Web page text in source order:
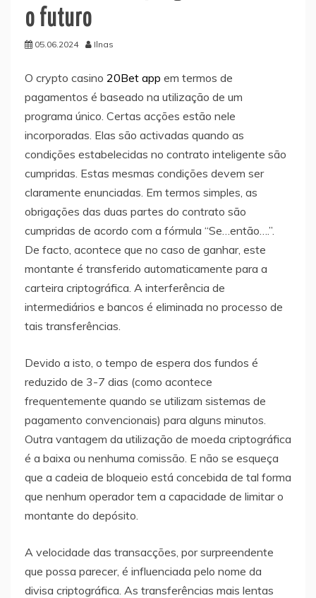
o futuro
05.06.2024 Ilnas
O crypto casino 20Bet app em termos de
pagamentos é baseado na utilização de um
programa único. Certas acções estão nele
incorporadas. Elas são activadas quando as
condições estabelecidas no contrato inteligente são
cumpridas. Estas mesmas condições devem ser
claramente enunciadas. Em termos simples, as
obrigações das duas partes do contrato são
cumpridas de acordo com a fórmula “Se…então….”.
De facto, acontece que no caso de ganhar, este
montante é transferido automaticamente para a
carteira criptográfica. A interferência de
intermediários e bancos é eliminada no processo de
tais transferências.
Devido a isto, o tempo de espera dos fundos é
reduzido de 3-7 dias (como acontece
frequentemente quando se utilizam sistemas de
pagamento convencionais) para alguns minutos.
Outra vantagem da utilização de moeda criptográfica
é a baixa ou nenhuma comissão. E não se esqueça
que a cadeia de bloqueio está concebida de tal forma
que nenhum operador tem a capacidade de limitar o
montante do depósito.
A velocidade das transacções, por surpreendente
que possa parecer, é influenciada pelo nome da
divisa criptográfica. As transferências mais lentas